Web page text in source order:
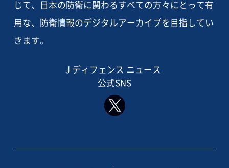
じて、日本の防衛に関わるすべての方々にとって有
用な、防衛情報のデジタルアーカイブを目指してい
きます。
J ディフェンス ニュース
公式SNS